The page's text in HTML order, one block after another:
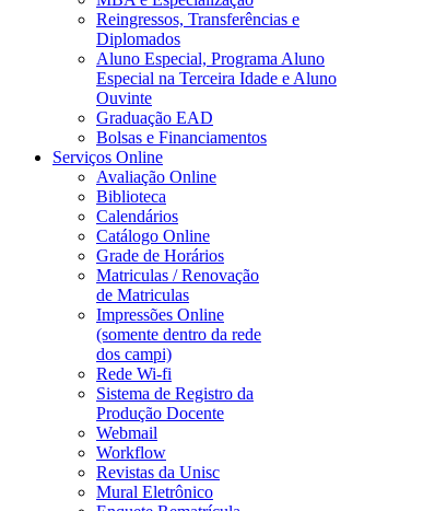
Reingressos, Transferências e
Diplomados
Aluno Especial, Programa Aluno
Especial na Terceira Idade e Aluno
Ouvinte
Graduação EAD
Bolsas e Financiamentos
Serviços Online
Avaliação Online
Biblioteca
Calendários
Catálogo Online
Grade de Horários
Matriculas / Renovação
de Matriculas
Impressões Online
(somente dentro da rede
dos campi)
Rede Wi-fi
Sistema de Registro da
Produção Docente
Webmail
Workflow
Revistas da Unisc
Mural Eletrônico